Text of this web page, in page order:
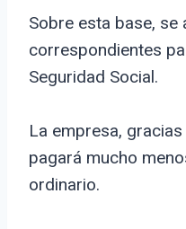
Sobre esta base,
correspondientes
Seguridad Social.
La empresa,
pagará mucho
ordinario.